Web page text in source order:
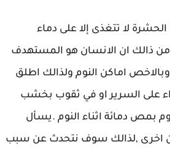
لا تتغذى إلا على دماء
من ذالك ان الانسان هو المستهدف
اماكن النوم ولذالك اطلق
على السرير او في ثقوب بخشب
بمص دمائة اثناء النوم .يسأل
اخرى ,لذالك سوف نتحدث عن سبب